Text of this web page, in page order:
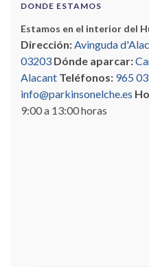
DONDE ESTAMOS
Estamos en el interior del
Dirección:Avinguda
03203 Dónde aparcar:
Alacant Teléfonos: 965
info@parkinsonelche.es
9:00 a 13:00 horas